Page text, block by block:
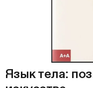
Язык тела: